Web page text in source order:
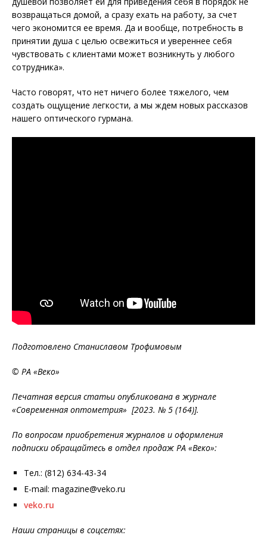
возвращаться домой, а сразу ехать на работу, за счет
чего экономится ее время. Да и вообще, потребность в
принятии душа с целью освежиться и увереннее себя
чувствовать с клиентами может возникнуть у любого
сотрудника».
Часто говорят, что нет ничего более тяжелого, чем
создать ощущение легкости, а мы ждем новых рассказов
нашего оптического гурмана.
Подготовлено Станиславом Трофимовым
© РА «Веко»
Печатная версия статьи опубликована в журнале
«Современная оптометрия» [2023. № 5 (164)].
По вопросам приобретения журналов и оформления
подписки обращайтесь в отдел продаж РА «Веко»:
Тел.: (812) 634-43-34
E-mail: magazine@veko.ru
veko.ru
Наши страницы в соцсетях: